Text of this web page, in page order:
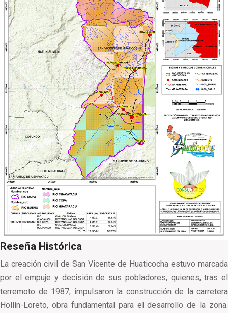
Reseña Histórica
La creación civil de San Vicente de Huaticocha estuvo marcada
por el empuje y decisión de sus pobladores, quienes, tras el
terremoto de 1987, impulsaron la construcción de la carretera
Hollín-Loreto, obra fundamental para el desarrollo de la zona.